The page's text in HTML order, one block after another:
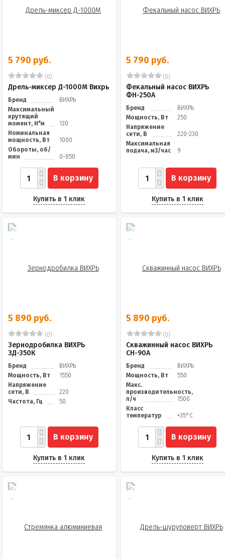
5 790 руб.
(0)
Дрель-миксер Д-1000М Вихрь
Бренд
ВИХРЬ
Максимальный
крутящий
момент, Н*м
130
Номинальная
мощность, Вт
1000
Обороты, об/
мин
0-850
В корзину
Купить в 1 клик
5 790 руб.
(0)
Фекальный насос ВИХРЬ
ФН-250А
Бренд
ВИХРЬ
Мощность, Вт
250
Напряжение
сети, В
220-230
Максимальная
подача, м3/час
9
В корзину
Купить в 1 клик
5 890 руб.
(0)
Зернодробилка ВИХРЬ
ЗД-350К
Бренд
ВИХРЬ
Мощность, Вт
1550
Напряжение
сети, В
220
Частота, Гц
50
В корзину
Купить в 1 клик
5 890 руб.
(0)
Скважинный насос ВИХРЬ
СН-90А
Бренд
ВИХРЬ
Мощность, Вт
550
Макс.
производительность,
л/ч
1500
Класс
температур
+35°С
В корзину
Купить в 1 клик